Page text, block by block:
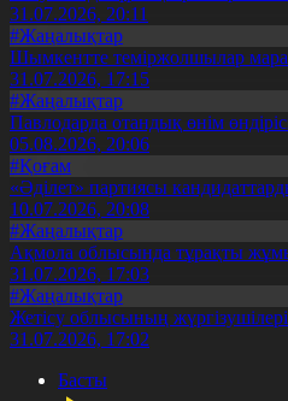
31.07.2026, 20:11
#Жаңалықтар
Шымкентте теміржолшылар
31.07.2026, 17:15
#Жаңалықтар
Павлодарда отандық өнім
05.08.2026, 20:06
#Қоғам
«Әділет» партиясы
10.07.2026, 20:08
#Жаңалықтар
Ақмола облысында тұрақты
31.07.2026, 17:03
#Жаңалықтар
Жетісу облысының
31.07.2026, 17:02
Басты